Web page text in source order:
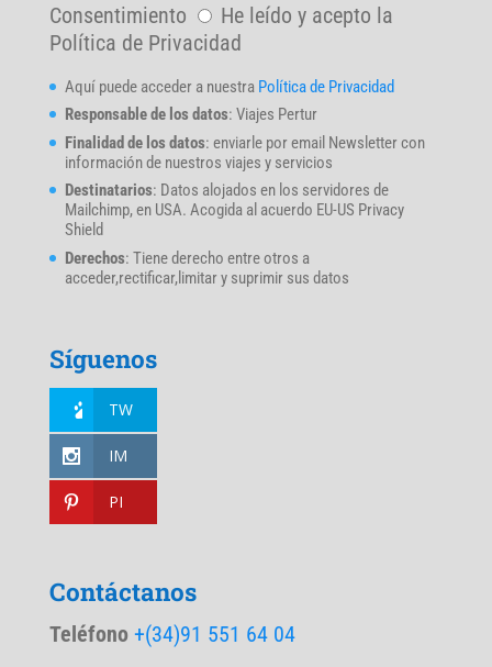
Consentimiento
He leído y acepto la
Política de Privacidad
Aquí puede acceder a nuestra Política de Privacidad
Responsable de los datos: Viajes Pertur
Finalidad de los datos: enviarle por email Newsletter con
información de nuestros viajes y servicios
Destinatarios: Datos alojados en los servidores de
Mailchimp, en USA. Acogida al acuerdo EU-US Privacy
Shield
Derechos: Tiene derecho entre otros a
acceder,rectificar,limitar y suprimir sus datos
Síguenos
TW
IM
PI
Contáctanos
Teléfono +(34)91 551 64 04